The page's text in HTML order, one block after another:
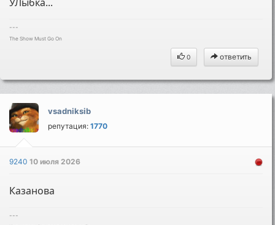
---
The Show Must Go On
0 ответить
vsadniksib
репутация:1770
924010 июля 2026
Казанова
---